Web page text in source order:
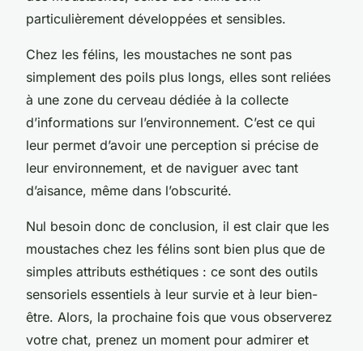
particulièrement développées et sensibles.
Chez les félins, les moustaches ne sont pas
simplement des poils plus longs, elles sont reliées
à une zone du cerveau dédiée à la collecte
d’informations sur l’environnement. C’est ce qui
leur permet d’avoir une perception si précise de
leur environnement, et de naviguer avec tant
d’aisance, même dans l’obscurité.
Nul besoin donc de conclusion, il est clair que les
moustaches chez les félins sont bien plus que de
simples attributs esthétiques : ce sont des outils
sensoriels essentiels à leur survie et à leur bien-
être. Alors, la prochaine fois que vous observerez
votre chat, prenez un moment pour admirer et